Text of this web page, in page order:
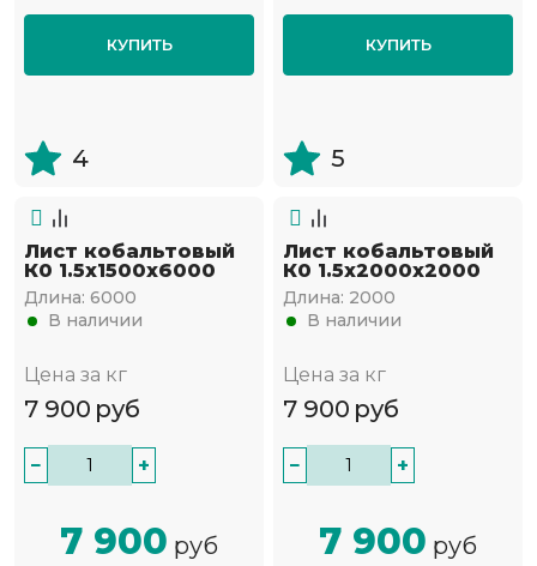
КУПИТЬ
4
КУПИТЬ
5
Лист кобальтовый
К0 1.5x1500x6000
Длина: 6000
В наличии
Цена за кг
7 900 руб
− +
7 900 руб
Лист кобальтовый
К0 1.5x2000x2000
Длина: 2000
В наличии
Цена за кг
7 900 руб
− +
7 900 руб